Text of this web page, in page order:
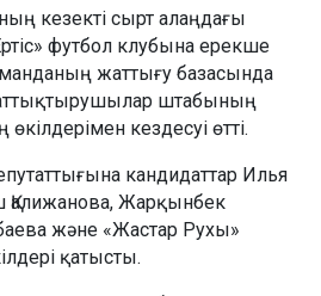
кезекті сырт алаңдағы
футбол клубына ерекше
жаттығу базасында
штабының
кездесуі өтті.
кандидаттар Илья
Қалижанова, Жарқынбек
және «Жастар Рухы»
қатысты.